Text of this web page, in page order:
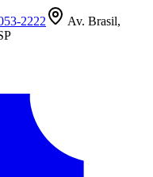
2222
Av. Brasil,